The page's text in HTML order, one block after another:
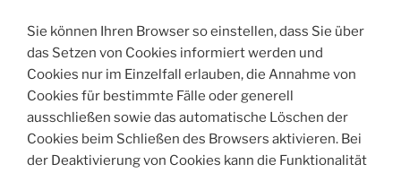
Sie können Ihren Browser so einstellen, dass Sie über
das Setzen von Cookies informiert werden und
Cookies nur im Einzelfall erlauben, die Annahme von
Cookies für bestimmte Fälle oder generell
ausschließen sowie das automatische Löschen der
Cookies beim Schließen des Browsers aktivieren. Bei
der Deaktivierung von Cookies kann die Funktionalität